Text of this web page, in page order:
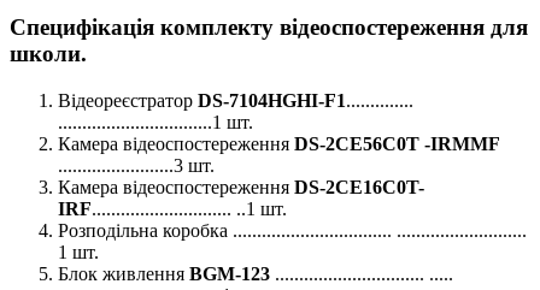
Специфікація комплекту відеоспостереження для
школи.
Відеореєстратор DS-7104HGHI-F1..............
................................1 шт.
Камера відеоспостереження DS-2CE56C0T -IRMMF
........................3 шт.
Камера відеоспостереження DS-2CE16C0T-
IRF............................. ..1 шт.
Розподільна коробка ................................. ...........................
1 шт.
Блок живлення BGM-123 ............................... .....